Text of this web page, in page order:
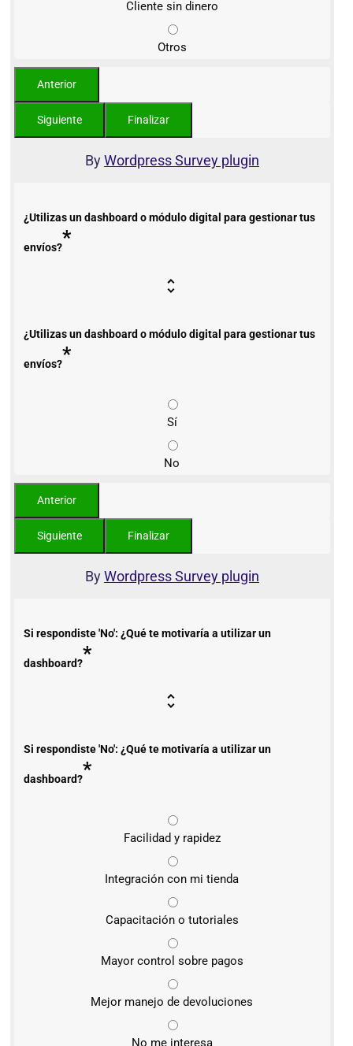
Cliente sin dinero
Otros
ByWordpress Survey plugin
¿Utilizas un dashboard o módulo digital para gestionar tus
envíos?*
¿Utilizas un dashboard o módulo digital para gestionar tus
envíos?*
Sí
No
ByWordpress Survey plugin
Si respondiste 'No': ¿Qué te motivaría a utilizar un
dashboard?*
Si respondiste 'No': ¿Qué te motivaría a utilizar un
dashboard?*
Facilidad y rapidez
Integración con mi tienda
Capacitación o tutoriales
Mayor control sobre pagos
Mejor manejo de devoluciones
No me interesa